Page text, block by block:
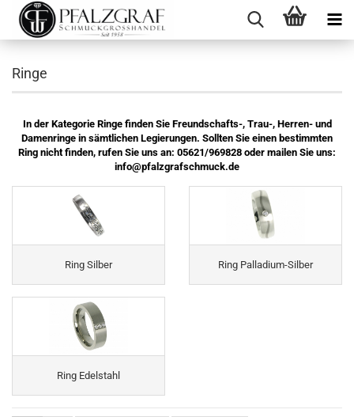
Ringe
In der Kategorie Ringe finden Sie Freundschafts-, Trau-, Herren- und
Damenringe in sämtlichen Legierungen. Sollten Sie einen bestimmten
Ring nicht finden, rufen Sie uns an: 05621/969828 oder mailen Sie uns:
info@pfalzgrafschmuck.de
Ring Silber Ring Palladium-Silber
Ring Edelstahl